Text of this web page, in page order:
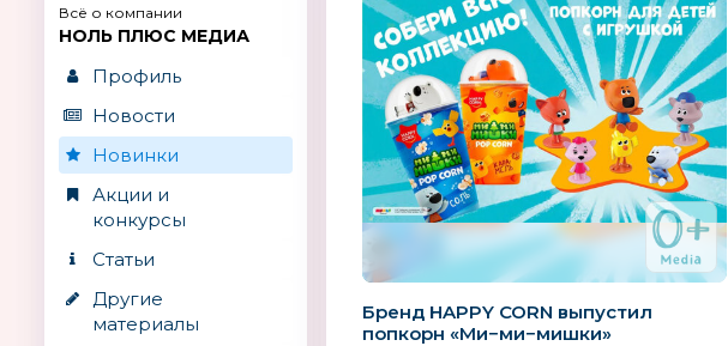
Всё о компании
НОЛЬ ПЛЮС МЕДИА
Профиль
Новости
Новинки
Акции и
конкурсы
Статьи
Другие
материалы
Бренд HAPPY CORN выпустил
попкорн «Ми−ми−мишки»